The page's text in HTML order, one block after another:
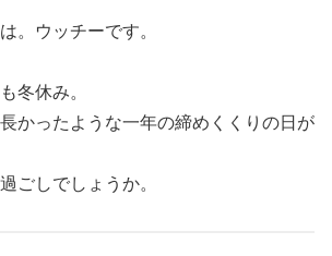
。ウッチーです。
冬休み。
かったような一年の締めくくりの日が
ごしでしょうか。